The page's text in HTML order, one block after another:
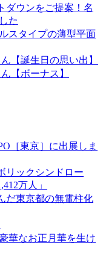
ダウンをご提案！名
た
スタイプの薄型平⾯
【誕生日の思い出】
【ボーナス】
［東京］に出展しま
リックシンドロー
万人」
だ東京都の無電柱化
華なお正月華を生け